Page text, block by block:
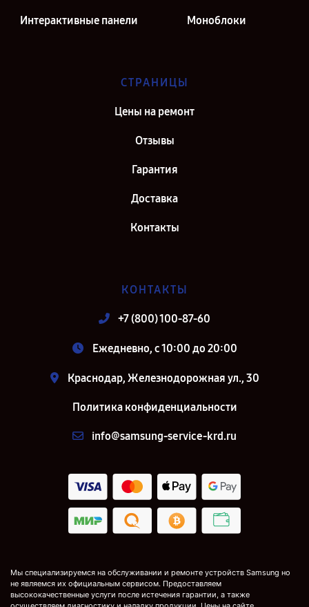
Интерактивные панели Моноблоки
СТРАНИЦЫ
Цены на ремонт
Отзывы
Гарантия
Доставка
Контакты
КОНТАКТЫ
+7 (800) 100-87-60
Ежедневно, с 10:00 до 20:00
Краснодар, Железнодорожная ул., 30
Политика конфиденциальности
info@samsung-service-krd.ru
Мы специализируемся на обслуживании и ремонте устройств Samsung но
не являемся их официальным сервисом. Предоставляем
высококачественные услуги после истечения гарантии, а также